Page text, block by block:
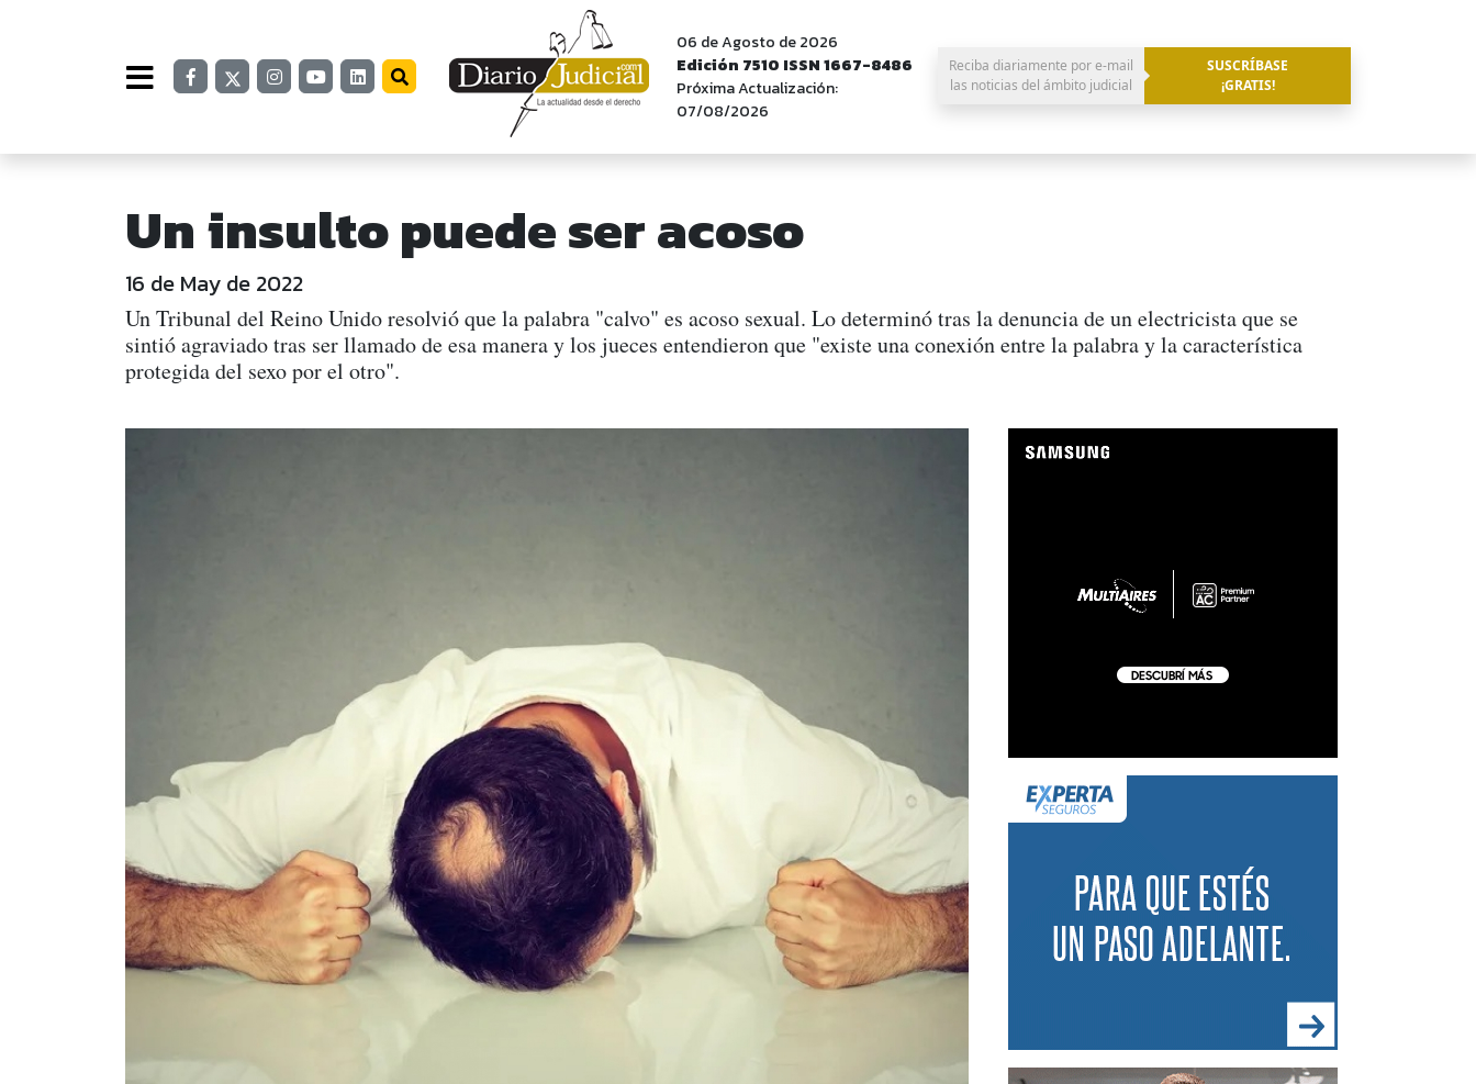
06 de Agosto de 2026
Edición 7510 ISSN 1667-8486
Próxima Actualización:
07/08/2026
Reciba diariamente por e-mail
las noticias del ámbito judicial
SUSCRÍBASE
¡GRATIS!
Un insulto puede ser acoso
16 de May de 2022
Un Tribunal del Reino Unido resolvió que la palabra "calvo" es acoso sexual. Lo determinó tras la denuncia de un electricista que se
sintió agraviado tras ser llamado de esa manera y los jueces entendieron que "existe una conexión entre la palabra y la característica
protegida del sexo por el otro".